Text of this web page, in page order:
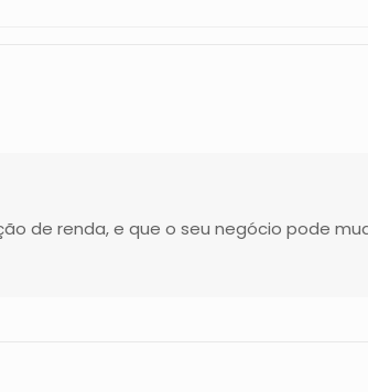
de renda, e que o seu negócio pode